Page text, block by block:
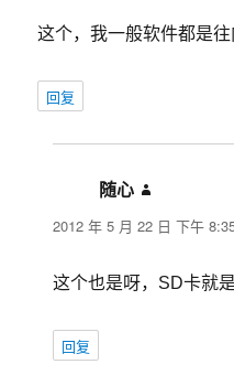
这个，我一般软件都是往
回复
随心
道：
2012 年 5 月 22 日 下午
这个也是呀，SD卡就
回复